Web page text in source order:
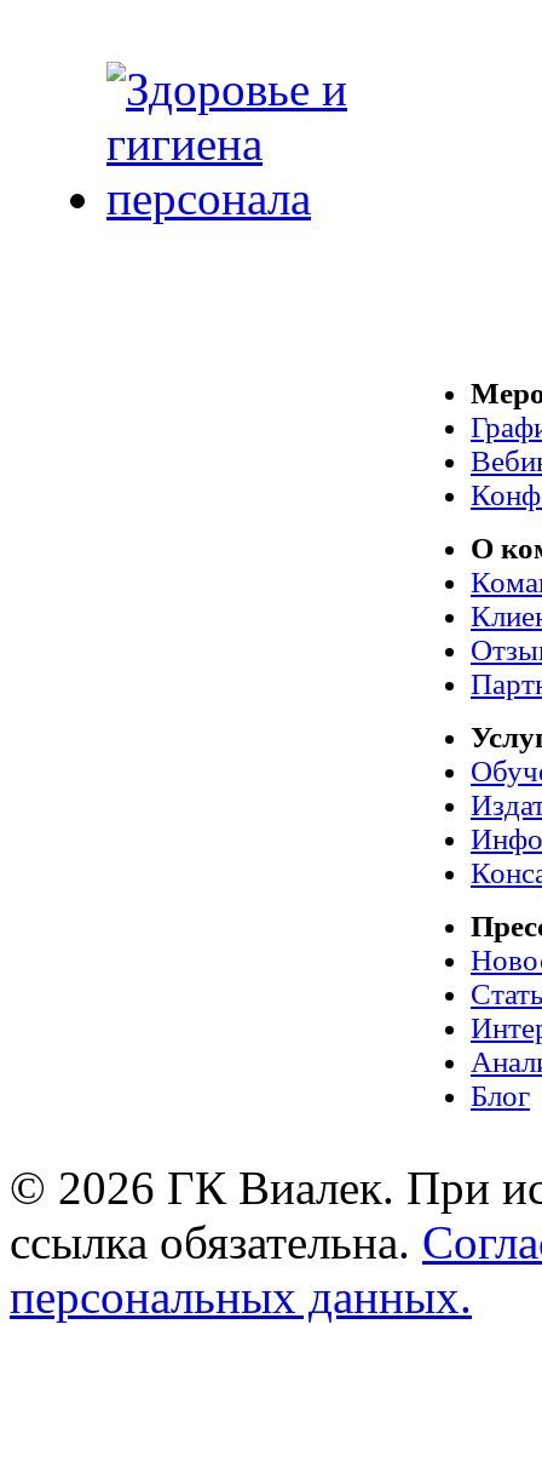
О
Блог
© 2026 ГК Виалек. При
ссылка обязательна.
персональных данных.